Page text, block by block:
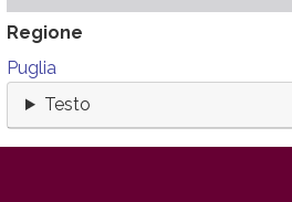
Regione
Puglia
Testo